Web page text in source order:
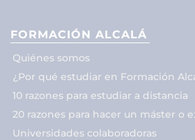
FORMACIÓN ALCALÁ
Quiénes somos
¿Por qué estudiar en Formación
10 razones para estudiar a distancia
20 razones para hacer un máster o
Universidades colaboradoras